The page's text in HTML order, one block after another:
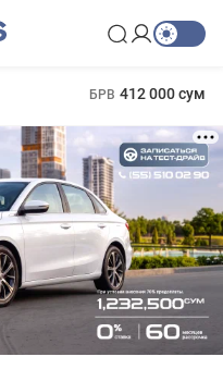
БРВ 412 000 сум